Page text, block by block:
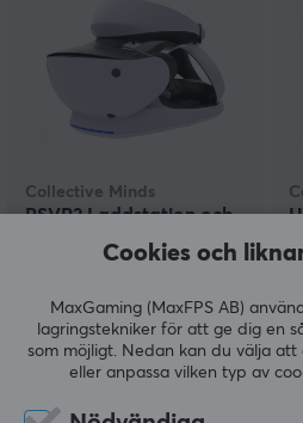
Collective Minds
PSVR2 Laddstation och
Ställ för Headset och
Kontroller
(2)
599 kr
Cookies och
MaxGaming (MaxFPS AB)
lagringstekniker för att ge dig en
som möjligt. Nedan kan du välja att
eller anpassa vilken typ av